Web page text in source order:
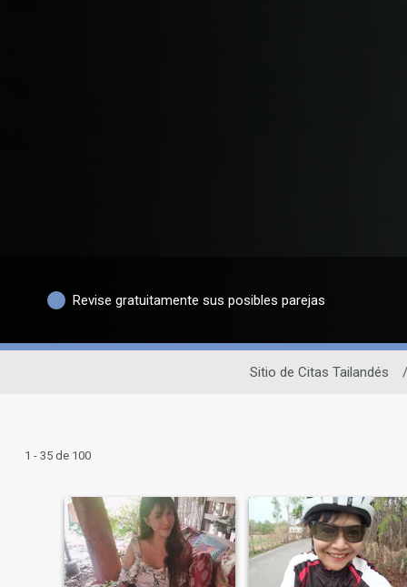
Revise gratuitamente sus posibles parejas
Sitio de Citas Tailandés /
1 - 35 de 100